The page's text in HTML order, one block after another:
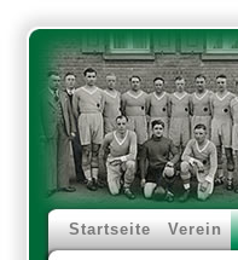
Startseite Verein